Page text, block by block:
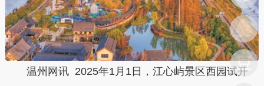
温州网讯 2025年1月1日，江心屿景区西园试开